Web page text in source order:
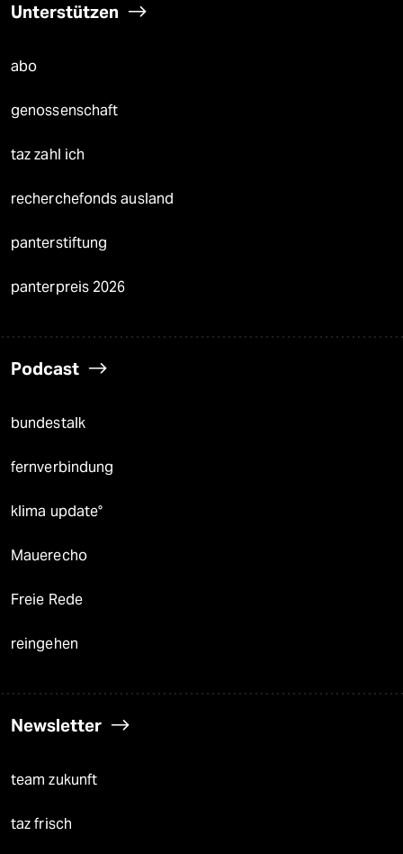
Unterstützen
abo
genossenschaft
taz zahl ich
recherchefonds ausland
panterstiftung
panterpreis 2026
Podcast
bundestalk
fernverbindung
klima update°
Mauerecho
Freie Rede
reingehen
Newsletter
team zukunft
taz frisch